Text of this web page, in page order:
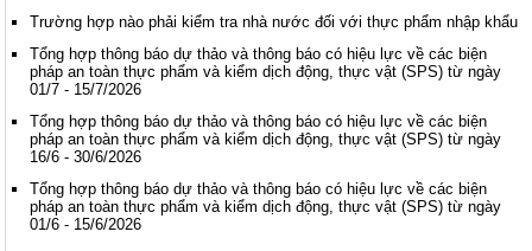
Trường hợp nào phải kiểm tra nhà nước đối với thực phẩm nhập khẩu
Tổng hợp thông báo dự thảo và thông báo có hiệu lực về các biện
pháp an toàn thực phẩm và kiểm dịch động, thực vật (SPS) từ ngày
01/7 - 15/7/2026
Tổng hợp thông báo dự thảo và thông báo có hiệu lực về các biện
pháp an toàn thực phẩm và kiểm dịch động, thực vật (SPS) từ ngày
16/6 - 30/6/2026
Tổng hợp thông báo dự thảo và thông báo có hiệu lực về các biện
pháp an toàn thực phẩm và kiểm dịch động, thực vật (SPS) từ ngày
01/6 - 15/6/2026